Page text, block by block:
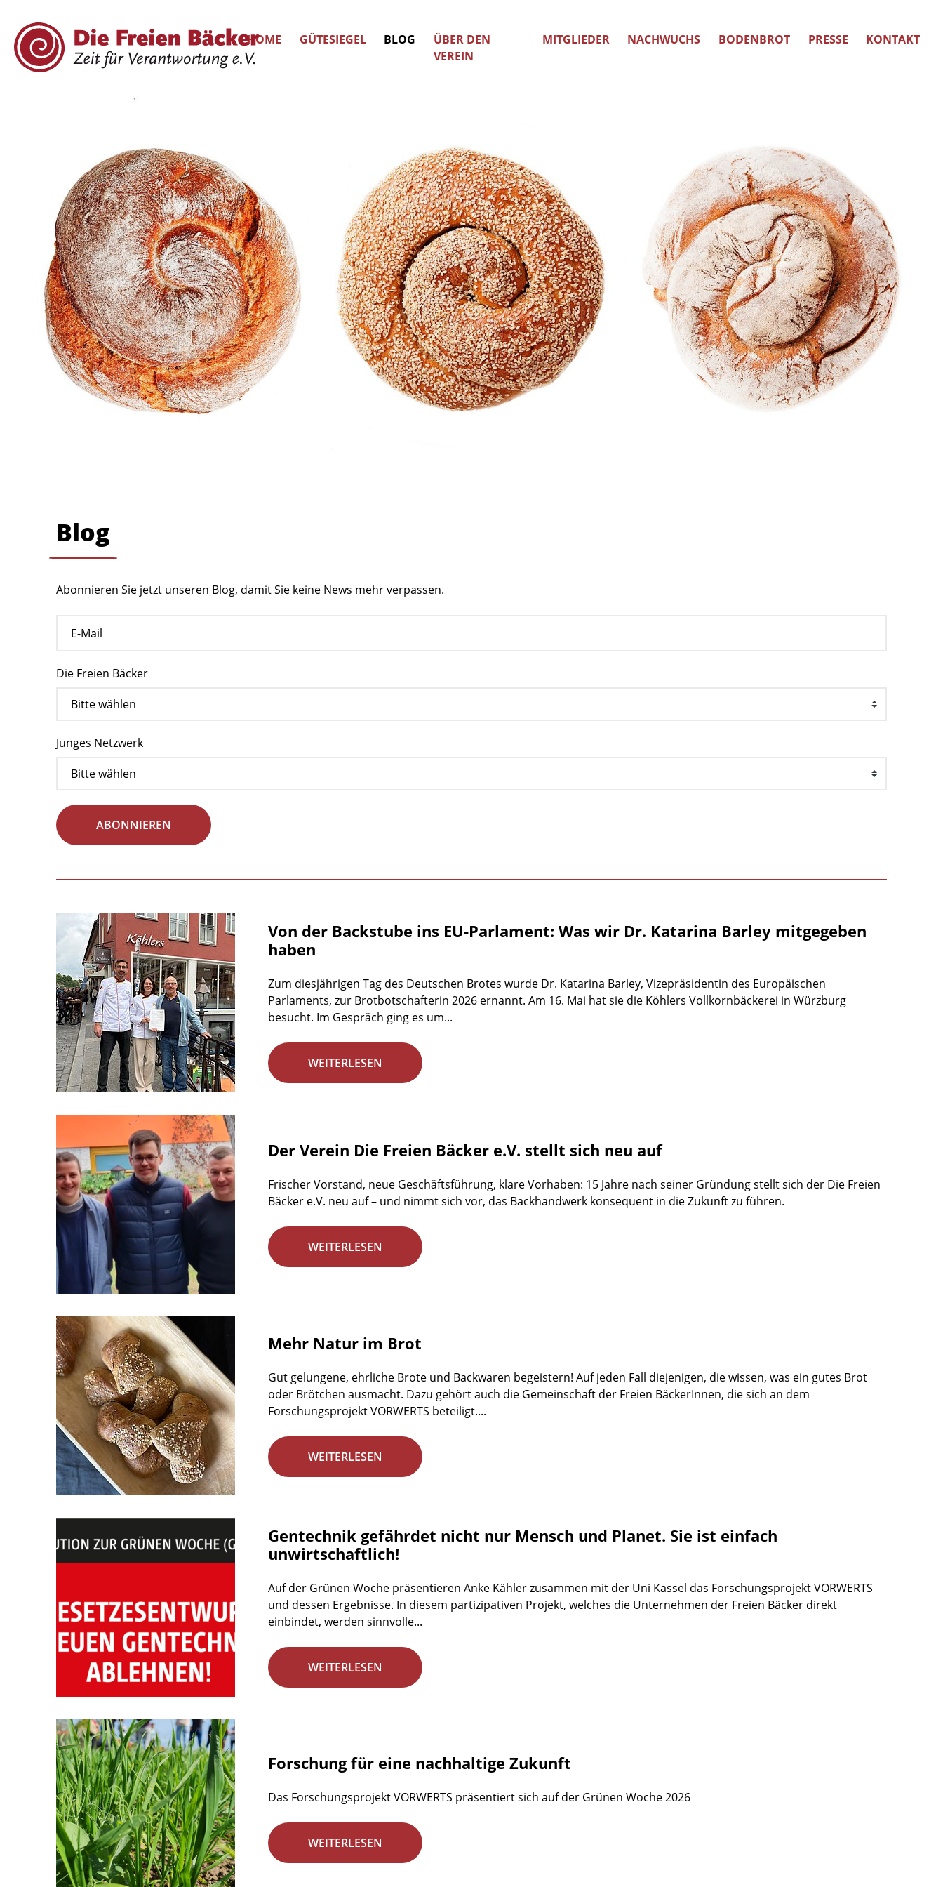
HOME GÜTESIEGEL BLOG
ÜBER DEN
VEREIN
MITGLIEDER NACHWUCHS BODENBROT PRESSE KONTAKT
Blog
Abonnieren Sie jetzt unseren Blog, damit Sie keine News mehr verpassen.
Die Freien Bäcker
Junges Netzwerk
ABONNIEREN
Von der Backstube ins EU-Parlament: Was wir Dr. Katarina Barley mitgegeben
haben
Zum diesjährigen Tag des Deutschen Brotes wurde Dr. Katarina Barley, Vizepräsidentin des Europäischen
Parlaments, zur Brotbotschafterin 2026 ernannt. Am 16. Mai hat sie die Köhlers Vollkornbäckerei in Würzburg
besucht. Im Gespräch ging es um...
WEITERLESEN
Der Verein Die Freien Bäcker e.V. stellt sich neu auf
Frischer Vorstand, neue Geschäftsführung, klare Vorhaben: 15 Jahre nach seiner Gründung stellt sich der Die Freien
Bäcker e.V. neu auf – und nimmt sich vor, das Backhandwerk konsequent in die Zukunft zu führen.
WEITERLESEN
Mehr Natur im Brot
Gut gelungene, ehrliche Brote und Backwaren begeistern! Auf jeden Fall diejenigen, die wissen, was ein gutes Brot
oder Brötchen ausmacht. Dazu gehört auch die Gemeinschaft der Freien BäckerInnen, die sich an dem
Forschungsprojekt VORWERTS beteiligt....
WEITERLESEN
Gentechnik gefährdet nicht nur Mensch und Planet. Sie ist einfach
unwirtschaftlich!
Auf der Grünen Woche präsentieren Anke Kähler zusammen mit der Uni Kassel das Forschungsprojekt VORWERTS
und dessen Ergebnisse. In diesem partizipativen Projekt, welches die Unternehmen der Freien Bäcker direkt
einbindet, werden sinnvolle...
WEITERLESEN
Forschung für eine nachhaltige Zukunft
Das Forschungsprojekt VORWERTS präsentiert sich auf der Grünen Woche 2026
WEITERLESEN